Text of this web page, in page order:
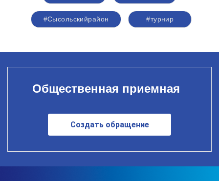
#Сысольскийрайон #турнир
Общественная приемная
Создать обращение